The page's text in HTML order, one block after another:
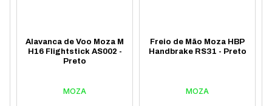
Alavanca de Voo Moza M
H16 Flightstick AS002 -
Preto
MOZA
Freio de Mão Moza HBP
Handbrake RS31 - Preto
MOZA